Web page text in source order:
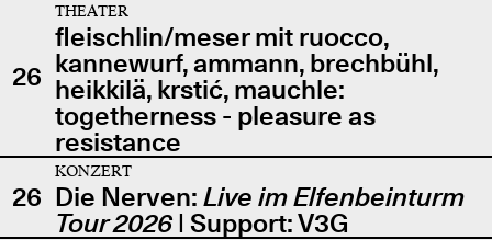
26
THEATER
fleischlin/meser mit ruocco,
kannewurf, ammann, brechbühl,
heikkilä, krstić, mauchle:
togetherness - pleasure as
resistance
26
KONZERT
Die Nerven: Live im Elfenbeinturm
Tour 2026| Support: V3G